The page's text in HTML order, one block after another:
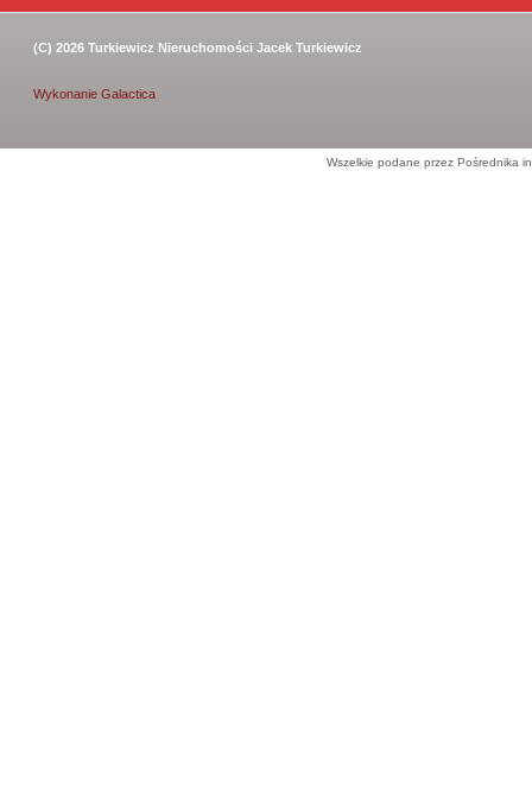
(C) 2026 Turkiewicz Nieruchomości Jacek Turkiewicz
Wykonanie Galactica
Wszelkie podane przez Pośrednika